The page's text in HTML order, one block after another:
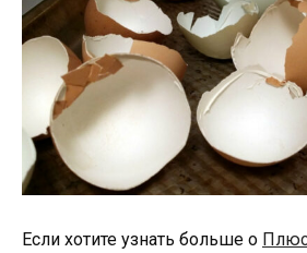
Если хотите узнать больше о